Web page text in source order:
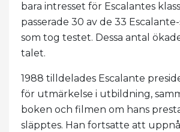
bara intresset för Escalantes
passerade 30 av de 33
som tog testet. Dessa antal
talet.
1988 tilldelades Escalante
för utmärkelse i utbildning,
boken och filmen om hans
släpptes. Han fortsatte att